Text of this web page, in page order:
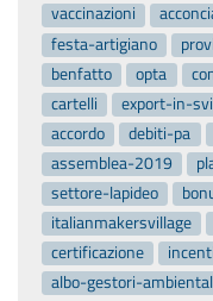
vaccinazioni
festa-artigiano
benfatto
opta
cartelli
export-in-
accordo
debiti-pa
assemblea-2019
settore-lapideo
italianmakersvillage
certificazione
albo-gestori-